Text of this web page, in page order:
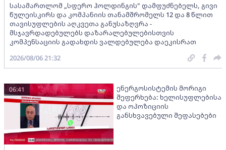
სასამართლომ „სფერო ჰოლდინგის" დამფუძნებელს, გივი
წულეისკირს და კომპანიის თანამშრომელს 12 და 8 წლით
თავისუფლების აღკვეთა განუსაზღვრა -
მსჯავრდადებულებს დაზარალებულებისთვის
კომპენსაციის გადახდის ვალდებულება დაეკისრათ
2026/08/06 21:32
ენერგოსისტემის მორიგი
შეფერხება: ხელისუფლებისა
და ოპოზიციის
განსხვავებული შეფასებები
06:41